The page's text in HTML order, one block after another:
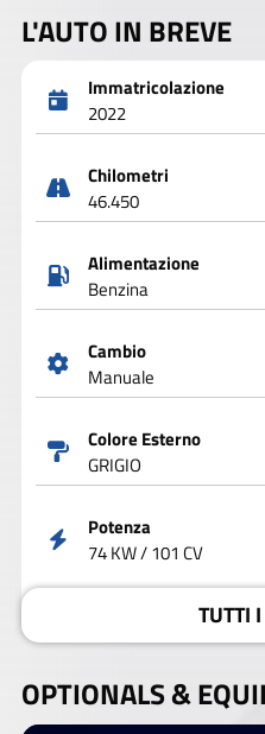
L'AUTO IN BREVE
Immatricolazione
2022
Chilometri
46.450
Alimentazione
Benzina
Cambio
Manuale
Colore Esterno
GRIGIO
Potenza
74 KW / 101 CV
TUTTI
OPTIONALS &